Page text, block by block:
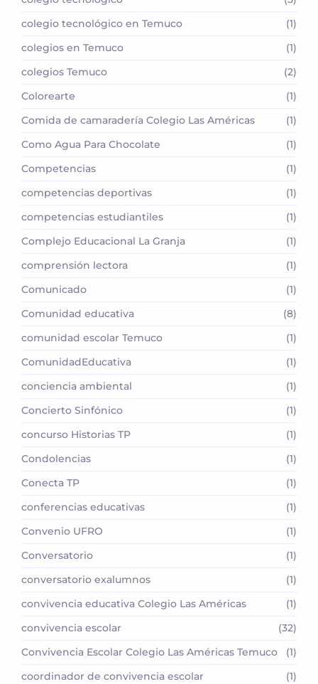
colegio tecnológico en Temuco
(1)
colegios en Temuco
(1)
colegios Temuco
(2)
Colorearte
(1)
Comida de camaradería Colegio Las Américas
(1)
Como Agua Para Chocolate
(1)
Competencias
(1)
competencias deportivas
(1)
competencias estudiantiles
(1)
Complejo Educacional La Granja
(1)
comprensión lectora
(1)
Comunicado
(1)
Comunidad educativa
(8)
comunidad escolar Temuco
(1)
ComunidadEducativa
(1)
conciencia ambiental
(1)
Concierto Sinfónico
(1)
concurso Historias TP
(1)
Condolencias
(1)
Conecta TP
(1)
conferencias educativas
(1)
Convenio UFRO
(1)
Conversatorio
(1)
conversatorio exalumnos
(1)
convivencia educativa Colegio Las Américas
(1)
convivencia escolar
(32)
Convivencia Escolar Colegio Las Américas Temuco
(1)
coordinador de convivencia escolar
(1)